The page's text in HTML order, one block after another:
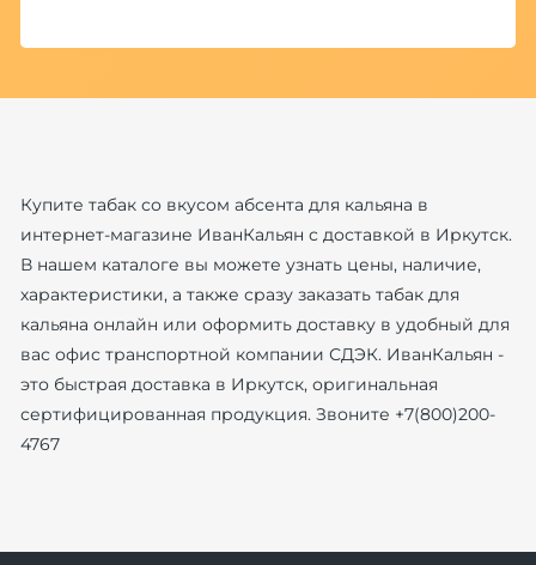
Купите табак со вкусом абсента для кальяна в
интернет-магазине ИванКальян с доставкой в Иркутск.
В нашем каталоге вы можете узнать цены, наличие,
характеристики, а также сразу заказать табак для
кальяна онлайн или оформить доставку в удобный для
вас офис транспортной компании СДЭК. ИванКальян -
это быстрая доставка в Иркутск, оригинальная
сертифицированная продукция. Звоните +7(800)200-
4767